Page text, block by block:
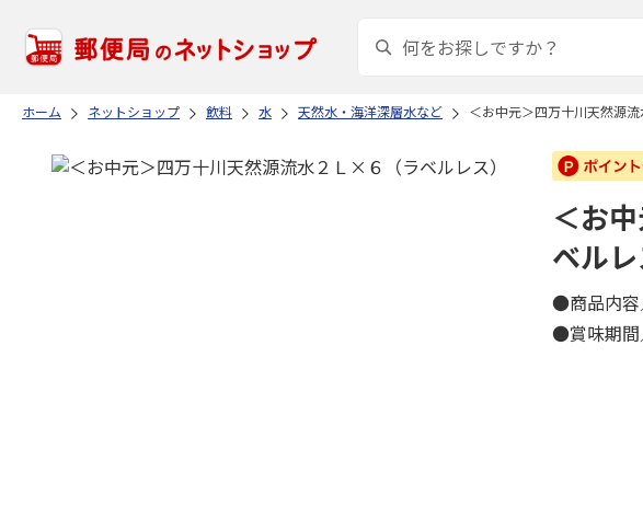
ホーム ネットショップ 飲料 水 天然水・海洋深層水など ＜お中元＞四万十川天然源
＜お
ベルレ
●商品内
●賞味期間